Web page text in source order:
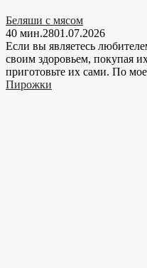
Беляши с мясом
40 мин.2801.07.2026
Если вы являетесь
своим здоровьем, покупая
приготовьте их сами. По
Пирожки